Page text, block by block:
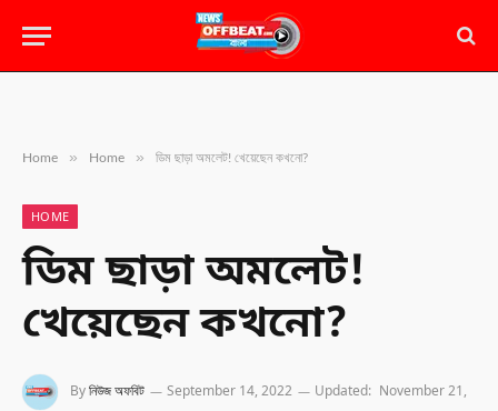
Home » Home » ডিম ছাড়া অমলেট! খেয়েছেন কখনো?
HOME
ডিম ছাড়া অমলেট!
খেয়েছেন কখনো?
Byনিউজ অফবিট September 14, 2022 Updated: November 21,